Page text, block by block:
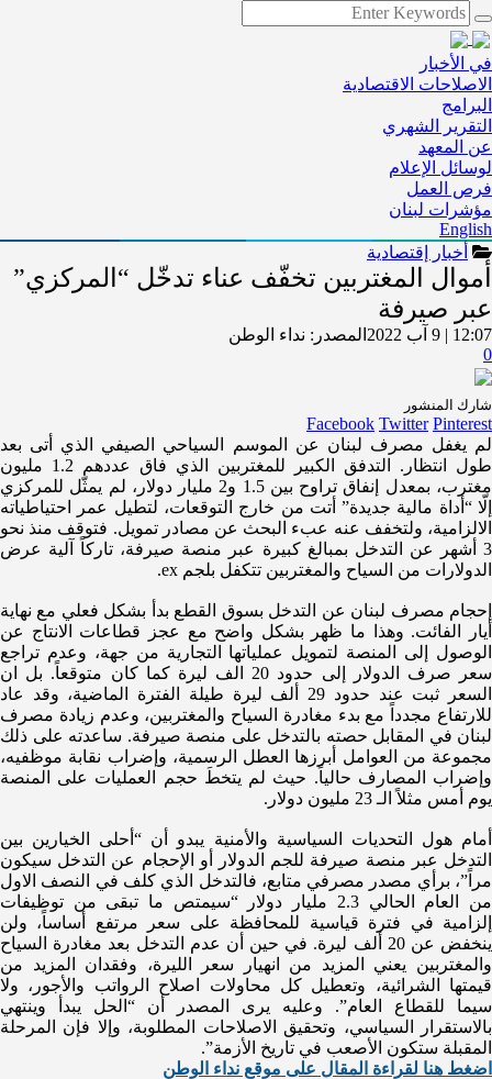
في الأخبار
الاصلاحات الاقتصادية
البرامج
التقرير الشهري
عن المعهد
لوسائل الإعلام
فرص العمل
مؤشرات لبنان
English
أخبار إقتصادية
أموال المغتربين تخفّف عناء تدخّل “المركزي”
عبر صيرفة
12:07 | 9 آب 2022 المصدر: نداء الوطن
0
شارك المنشور
Facebook Twitter Pinterest
لم يغفل مصرف لبنان عن الموسم السياحي الصيفي الذي أتى بعد
طول انتظار. التدفق الكبير للمغتربين الذي فاق عددهم 1.2 مليون
مغترب، بمعدل إنفاق تراوح بين 1.5 و2 مليار دولار، لم يمثّل للمركزي
إلّا “أداة مالية جديدة” أتت من خارج التوقعات، لتطيل عمر احتياطياته
الالزامية، ولتخفف عنه عبء البحث عن مصادر تمويل. فتوقف منذ نحو
3 أشهر عن التدخل بمبالغ كبيرة عبر منصة صيرفة، تاركاً آلية عرض
الدولارات من السياح والمغتربين تتكفل بلجم ex.
إحجام مصرف لبنان عن التدخل بسوق القطع بدأ بشكل فعلي مع نهاية
أيار الفائت. وهذا ما ظهر بشكل واضح مع عجز قطاعات الانتاج عن
الوصول إلى المنصة لتمويل عملياتها التجارية من جهة، وعدم تراجع
سعر صرف الدولار إلى حدود 20 الف ليرة كما كان متوقعاً. بل ان
السعر ثبت عند حدود 29 ألف ليرة طيلة الفترة الماضية، وقد عاد
للارتفاع مجدداً مع بدء مغادرة السياح والمغتربين، وعدم زيادة مصرف
لبنان في المقابل حصته بالتدخل على منصة صيرفة. ساعدته على ذلك
مجموعة من العوامل أبرزها العطل الرسمية، وإضراب نقابة موظفيه،
وإضراب المصارف حالياً. حيث لم يتخطَ حجم العمليات على المنصة
يوم أمس مثلاً الـ 23 مليون دولار.
أمام هول التحديات السياسية والأمنية يبدو أن “أحلى الخيارين بين
التدخل عبر منصة صيرفة للجم الدولار أو الإحجام عن التدخل سيكون
مراً”، برأي مصدر مصرفي متابع، فالتدخل الذي كلف في النصف الاول
من العام الحالي 2.3 مليار دولار “سيمتص ما تبقى من توظيفات
إلزامية في فترة قياسية للمحافظة على سعر مرتفع أساساً، ولن
ينخفض عن 20 ألف ليرة. في حين أن عدم التدخل بعد مغادرة السياح
والمغتربين يعني المزيد من انهيار سعر الليرة، وفقدان المزيد من
قيمتها الشرائية، وتعطيل كل محاولات اصلاح الرواتب والأجور، ولا
سيما للقطاع العام”. وعليه يرى المصدر أن “الحل يبدأ وينتهي
بالاستقرار السياسي، وتحقيق الاصلاحات المطلوبة، وإلا فإن المرحلة
المقبلة ستكون الأصعب في تاريخ الأزمة”.
اضغط هنا لقراءة المقال على موقع نداء الوطن